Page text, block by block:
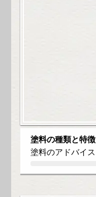
塗料の種類と特徴
塗料のアドバイス